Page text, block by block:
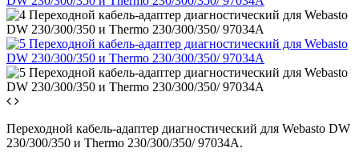
Переходной кабель-адаптер диагностический для Webasto DW
230/300/350 и Thermo 230/300/350/ 97034A.